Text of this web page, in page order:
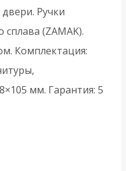
Ручки
(ZAMAK).
Комплектация:
мм. Гарантия: 5